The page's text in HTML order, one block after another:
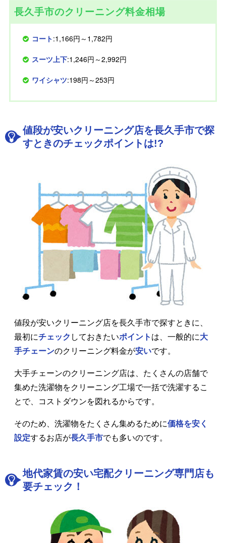
長久手市のクリーニング料金相場
コート:1,166円～1,782円
スーツ上下:1,246円～2,992円
ワイシャツ:198円～253円
値段が安いクリーニング店を長久手市で探
すときのチェックポイントは!?
値段が安いクリーニング店を長久手市で探すときに、
最初にチェック しておきたいポイント は、一般的に大
手チェーンのクリーニング料金が安いです。
大手チェーンのクリーニング店は、たくさんの店舗で
集めた洗濯物をクリーニング工場で一括で洗濯するこ
とで、コストダウンを図れるからです。
そのため、洗濯物をたくさん集めるために価格を安く
設定するお店が長久手市でも多いのです。
地代家賃の安い宅配クリーニング専門店も
要チェック！